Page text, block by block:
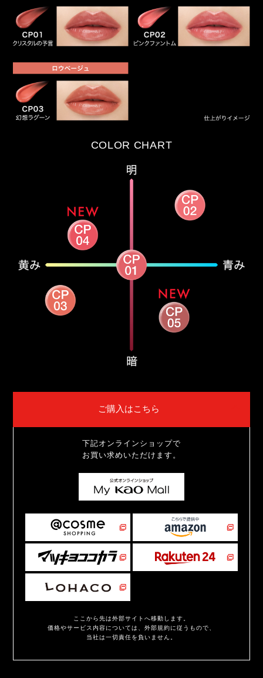
COLOR CHART
ご購入はこちら
下記オンラインショップで
お買い求めいただけます。
ここから先は外部サイトへ移動します。
価格やサービス内容については、外部規約に従うもので、
当社は一切責任を負いません。